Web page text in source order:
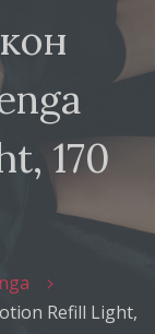
170
Refill Light,